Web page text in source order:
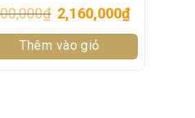
₫ Original
price
was:
2,700,000₫.
2,160,000₫Current
price
is:
Thêm vào giỏ